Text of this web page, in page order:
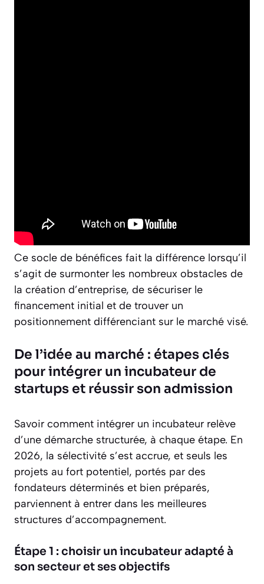
Ce socle de bénéfices fait la différence lorsqu’il
s’agit de surmonter les nombreux obstacles de
la création d’entreprise, de sécuriser le
financement initial et de trouver un
positionnement différenciant sur le marché visé.
De l’idée au marché : étapes clés
pour intégrer un incubateur de
startups et réussir son admission
Savoir comment intégrer un incubateur relève
d’une démarche structurée, à chaque étape. En
2026, la sélectivité s’est accrue, et seuls les
projets au fort potentiel, portés par des
fondateurs déterminés et bien préparés,
parviennent à entrer dans les meilleures
structures d’accompagnement.
Étape 1 : choisir un incubateur adapté à
son secteur et ses objectifs